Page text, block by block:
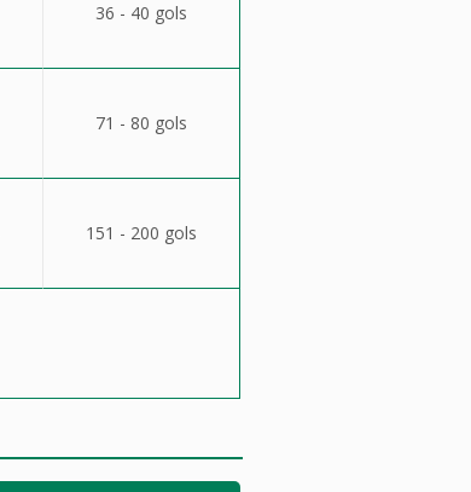
36 - 40 gols
71 - 80 gols
151 - 200 gols